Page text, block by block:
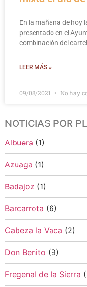
En la mañana de hoy
presentado en el
combinación del
LEER MÁS »
09/08/2021 No hay
NOTICIAS POR
Albuera (1)
Azuaga (1)
Badajoz (1)
Barcarrota (6)
Cabeza la Vaca (2)
Don Benito (9)
Fregenal de la Sierra